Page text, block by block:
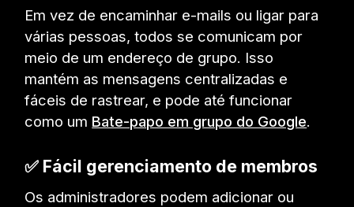
Em vez de encaminhar e-mails ou ligar para
várias pessoas, todos se comunicam por
meio de um endereço de grupo. Isso
mantém as mensagens centralizadas e
fáceis de rastrear, e pode até funcionar
como um Bate-papo em grupo do Google.
✅ Fácil gerenciamento de membros
Os administradores podem adicionar ou